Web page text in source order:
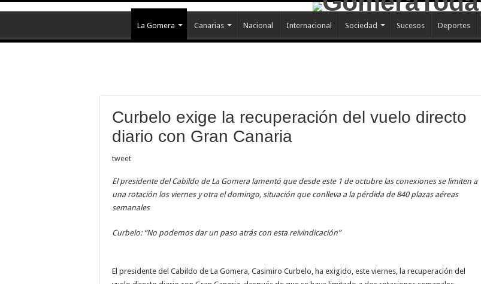
La Gomera Canarias Nacional Internacional Sociedad Sucesos Deportes
Curbelo exige la recuperación del vuelo directo
diario con Gran Canaria
tweet
El presidente del Cabildo de La Gomera lamentó que desde este 1 de octubre las conexiones se limiten a
una rotación los viernes y otra el domingo, situación que conlleva a la pérdida de 840 plazas aéreas
semanales
Curbelo: “No podemos dar un paso atrás con esta reivindicación”
El presidente del Cabildo de La Gomera, Casimiro Curbelo, ha exigido, este viernes, la recuperación del